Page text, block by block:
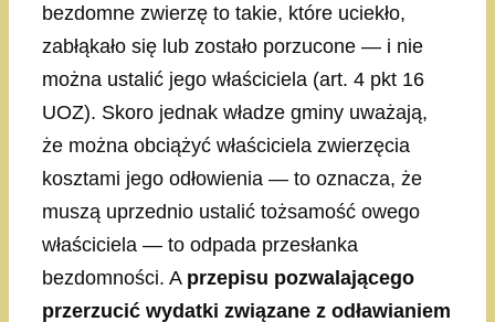
bezdomne zwierzę to takie, które uciekło,
zabłąkało się lub zostało porzucone — i nie
można ustalić jego właściciela (art. 4 pkt 16
UOZ). Skoro jednak władze gminy uważają,
że można obciążyć właściciela zwierzęcia
kosztami jego odłowienia — to oznacza, że
muszą uprzednio ustalić tożsamość owego
właściciela — to odpada przesłanka
bezdomności. A przepisu pozwalającego
przerzucić wydatki związane z odławianiem